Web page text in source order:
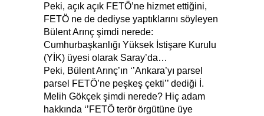
Peki, açık açık FETÖ’ne hizmet ettiğini,
FETÖ ne de dediyse yaptıklarını söyleyen
Bülent Arınç şimdi nerede:
Cumhurbaşkanlığı Yüksek İstişare Kurulu
(YİK) üyesi olarak Saray’da…
Peki, Bülent Arınç’ın ‘’Ankara’yı parsel
parsel FETÖ’ne peşkeş çekti’’ dediği İ.
Melih Gökçek şimdi nerede? Hiç adam
hakkında ‘’FETÖ terör örgütüne üye